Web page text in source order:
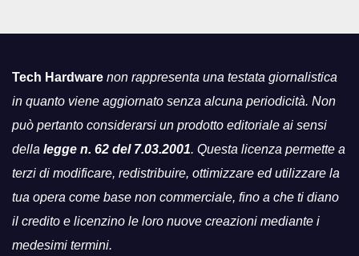
Tech Hardware non rappresenta una testata giornalistica
in quanto viene aggiornato senza alcuna periodicità. Non
può pertanto considerarsi un prodotto editoriale ai sensi
della legge n. 62 del 7.03.2001. Questa licenza permette a
terzi di modificare, redistribuire, ottimizzare ed utilizzare la
tua opera come base non commerciale, fino a che ti diano
il credito e licenzino le loro nuove creazioni mediante i
medesimi termini.